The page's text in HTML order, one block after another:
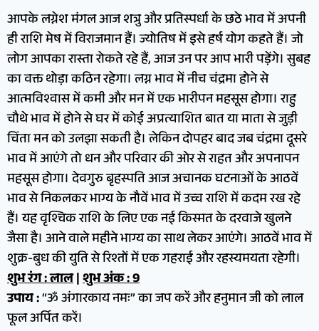
आपके लग्नेश मंगल आज शत्रु और प्रतिस्पर्धा के छठे भाव में अपनी
ही राशि मेष में विराजमान हैं। ज्योतिष में इसे हर्ष योग कहते हैं। जो
लोग आपका रास्ता रोकते रहे हैं, आज उन पर आप भारी पड़ेंगे। सुबह
का वक्त थोड़ा कठिन रहेगा। लग्न भाव में नीच चंद्रमा होने से
आत्मविश्वास में कमी और मन में एक भारीपन महसूस होगा। राहु
चौथे भाव में होने से घर में कोई अप्रत्याशित बात या माता से जुड़ी
चिंता मन को उलझा सकती है। लेकिन दोपहर बाद जब चंद्रमा दूसरे
भाव में आएंगे तो धन और परिवार की ओर से राहत और अपनापन
महसूस होगा। देवगुरु बृहस्पति आज अचानक घटनाओं के आठवें
भाव से निकलकर भाग्य के नौवें भाव में उच्च राशि में कदम रख रहे
हैं। यह वृश्चिक राशि के लिए एक नई किस्मत के दरवाजे खुलने
जैसा है। आने वाले महीने भाग्य का साथ लेकर आएंगे। आठवें भाव में
शुक्र-बुध की युति से रिश्तों में एक गहराई और रहस्यमयता रहेगी।
शुभ रंग : लाल|शुभ अंक : 9
उपाय :“ॐ अंगारकाय नमः” का जप करें और हनुमान जी को लाल
फूल अर्पित करें।